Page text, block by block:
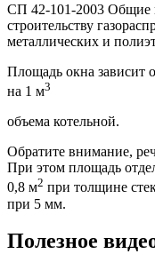
СП 42-101-2003 Общие
строительству
металлических и
Площадь окна зависит
на 1 м3
объема котельной.
Обратите внимание,
При этом площадь
0,8 м2 при толщине
при 5 мм.
Полезное